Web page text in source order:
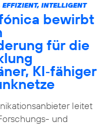
INTELLIGENT
bewirbt
für die
KI‑fähiger
leitet
und